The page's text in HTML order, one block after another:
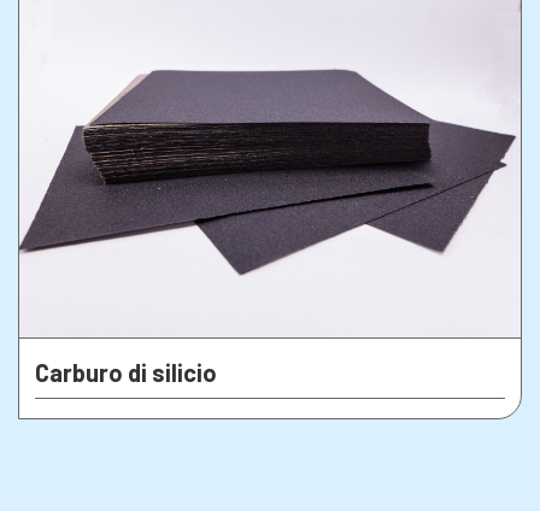
Carburo di silicio